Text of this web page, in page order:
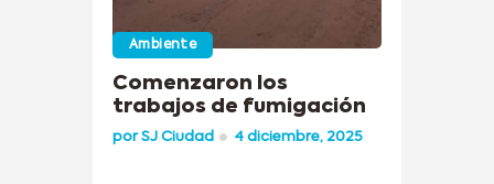
Ambiente
Comenzaron los
trabajos de fumigación
porSJ Ciudad 4 diciembre, 2025